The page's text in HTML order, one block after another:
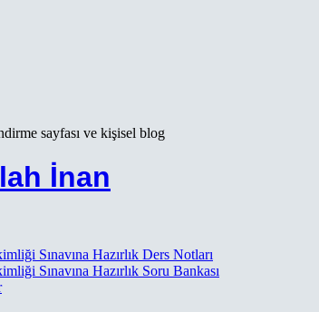
sayfası ve kişisel blog
İnan
Sınavına Hazırlık Ders Notları
Sınavına Hazırlık Soru Bankası